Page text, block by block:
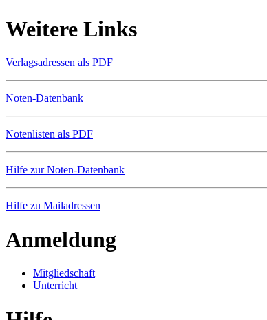
Weitere Links
Verlagsadressen als PDF
Noten-Datenbank
Notenlisten als PDF
Hilfe zur Noten-Datenbank
Hilfe zu Mailadressen
Anmeldung
Mitgliedschaft
Unterricht